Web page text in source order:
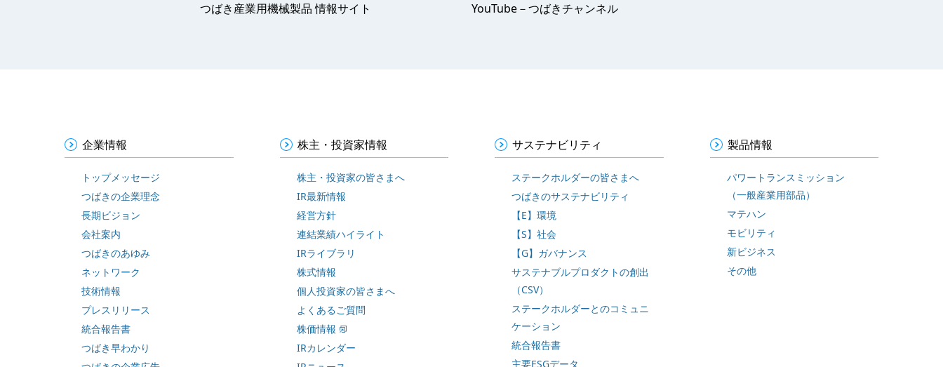
つばき産業用機械製品 情報サイト YouTube－つばきチャンネル
企業情報
トップメッセージ
つばきの企業理念
長期ビジョン
会社案内
つばきのあゆみ
ネットワーク
技術情報
プレスリリース
統合報告書
つばき早わかり
株主・投資家情報
株主・投資家の皆さまへ
IR最新情報
経営方針
連結業績ハイライト
IRライブラリ
株式情報
個人投資家の皆さまへ
よくあるご質問
株価情報
IRカレンダー
サステナビリティ
ステークホルダーの皆さまへ
つばきのサステナビリティ
【E】環境
【S】社会
【G】ガバナンス
サステナブルプロダクトの創出
（CSV）
ステークホルダーとのコミュニ
ケーション
統合報告書
主要ESGデータ
製品情報
パワートランスミッション
（一般産業用部品）
マテハン
モビリティ
新ビジネス
その他